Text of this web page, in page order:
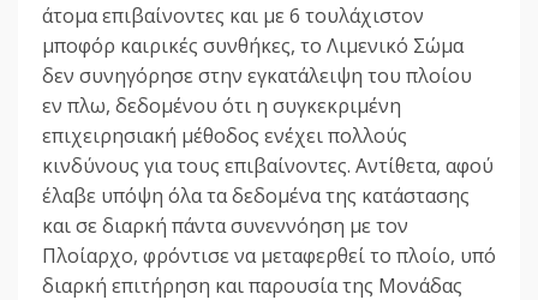
άτομα επιβαίνοντες και με 6 τουλάχιστον
μποφόρ καιρικές συνθήκες, το Λιμενικό Σώμα
δεν συνηγόρησε στην εγκατάλειψη του πλοίου
εν πλω, δεδομένου ότι η συγκεκριμένη
επιχειρησιακή μέθοδος ενέχει πολλούς
κινδύνους για τους επιβαίνοντες. Αντίθετα, αφού
έλαβε υπόψη όλα τα δεδομένα της κατάστασης
και σε διαρκή πάντα συνεννόηση με τον
Πλοίαρχο, φρόντισε να μεταφερθεί το πλοίο, υπό
διαρκή επιτήρηση και παρουσία της Μονάδας